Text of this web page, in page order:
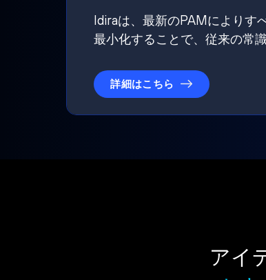
Idiraは、最新のPAMによりす
最小化することで、従来の常
詳細はこちら
アイ